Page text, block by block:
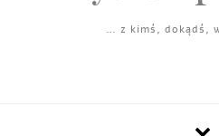
… z kimś, dokądś,